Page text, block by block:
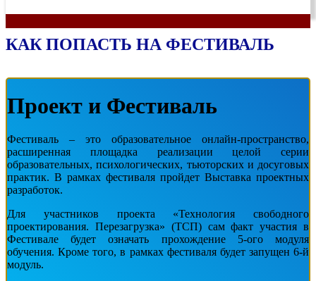
КАК ПОПАСТЬ НА ФЕСТИВАЛЬ
Проект и Фестиваль
Фестиваль – это образовательное онлайн-пространство,
расширенная площадка реализации целой серии
образовательных, психологических, тьюторских и досуговых
практик. В рамках фестиваля пройдет Выставка проектных
разработок.
Для участников проекта «Технология свободного
проектирования. Перезагрузка» (ТСП) сам факт участия в
Фестивале будет означать прохождение 5-ого модуля
обучения. Кроме того, в рамках фестиваля будет запущен 6-й
модуль.